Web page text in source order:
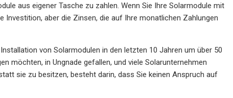
aus eigener Tasche zu zahlen. Wenn Sie Ihre Solarmodule mit
aber die Zinsen, die auf Ihre monatlichen Zahlungen
von Solarmodulen in den letzten 10 Jahren um über 50
möchten, in Ungnade gefallen, und viele Solarunternehmen
sie zu besitzen, besteht darin, dass Sie keinen Anspruch auf